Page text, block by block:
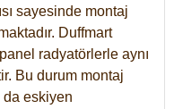
sayesinde montaj
Duffmart
radyatörlerle aynı
Bu durum montaj
da eskiyen